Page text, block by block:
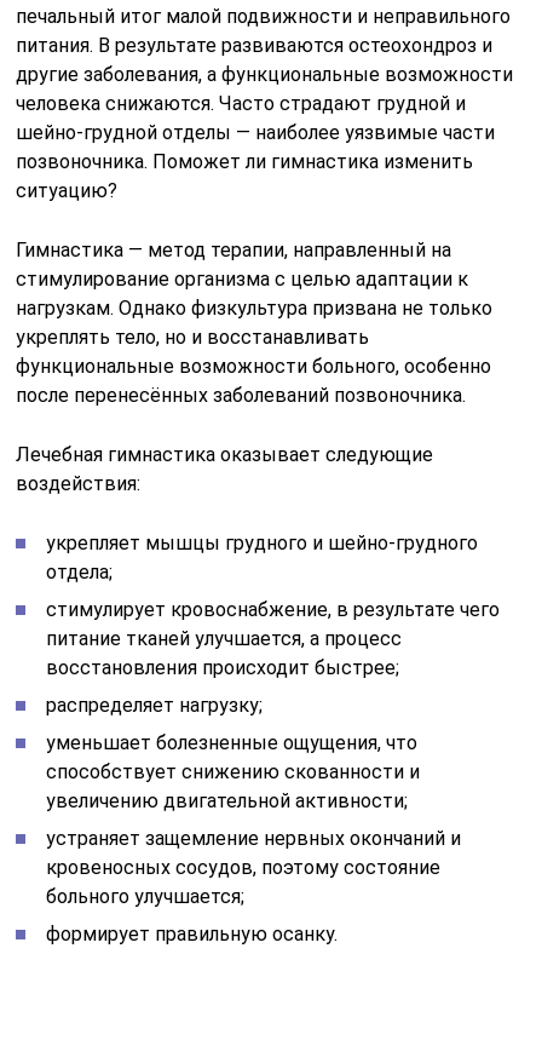
печальный итог малой подвижности и неправильного
питания. В результате развиваются остеохондроз и
другие заболевания, а функциональные возможности
человека снижаются. Часто страдают грудной и
шейно-грудной отделы — наиболее уязвимые части
позвоночника. Поможет ли гимнастика изменить
ситуацию?
Гимнастика — метод терапии, направленный на
стимулирование организма с целью адаптации к
нагрузкам. Однако физкультура призвана не только
укреплять тело, но и восстанавливать
функциональные возможности больного, особенно
после перенесённых заболеваний позвоночника.
Лечебная гимнастика оказывает следующие
воздействия:
укрепляет мышцы грудного и шейно-грудного
отдела;
стимулирует кровоснабжение, в результате чего
питание тканей улучшается, а процесс
восстановления происходит быстрее;
распределяет нагрузку;
уменьшает болезненные ощущения, что
способствует снижению скованности и
увеличению двигательной активности;
устраняет защемление нервных окончаний и
кровеносных сосудов, поэтому состояние
больного улучшается;
формирует правильную осанку.